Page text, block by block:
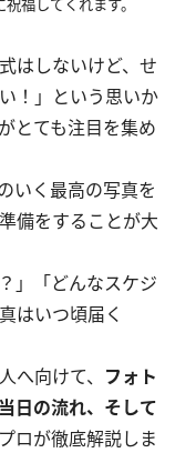
福してくれます。
はしないけど、せ
！」という思いか
とても注目を集め
いく最高の写真を
備をすることが大
」「どんなスケジ
はいつ頃届く
へ向けて、 フォト
日の流れ、そして
ロが徹底解説しま